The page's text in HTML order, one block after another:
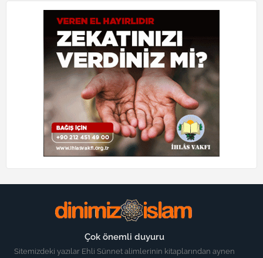
Çok önemli duyuru
Sitemizdeki yazılar Ehli Sünnet alimlerinin kitaplarından aynen